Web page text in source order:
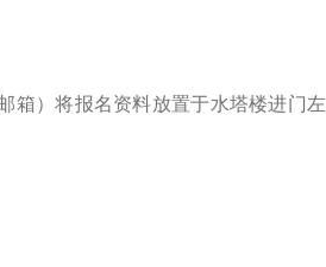
箱）将报名资料放置于水塔楼进门左